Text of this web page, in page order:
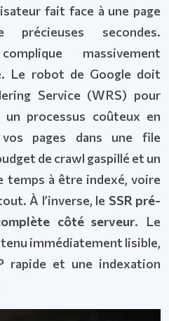
fait face à une page
précieuses secondes.
massivement
Le robot de Google doit
Service (WRS) pour
un processus coûteux en
pages dans une file
de crawl gaspillé et un
temps à être indexé, voire
À l’inverse, le SSR pré-
côté serveur. Le
immédiatement lisible,
rapide et une indexation